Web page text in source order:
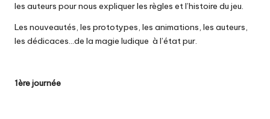
les auteurs pour nous expliquer les règles et l’histoire du jeu.
Les nouveautés, les prototypes, les animations, les auteurs,
les dédicaces…de la magie ludique à l’état pur.
1ère journée